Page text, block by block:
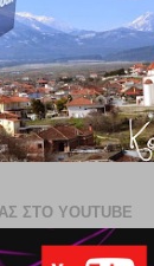
ΣΤΟ YOUTUBE